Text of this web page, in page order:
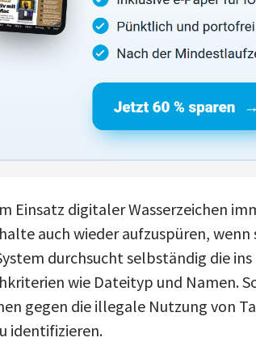
Einsatz digitaler Wasserzeichen
auch wieder aufzuspüren,
durchsucht selbständig die
wie Dateityp und Namen.
gegen die illegale Nutzung von
identifizieren.